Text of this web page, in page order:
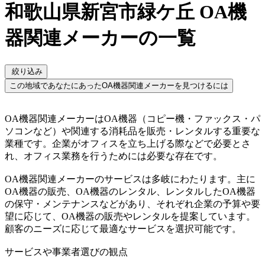
和歌山県新宮市緑ケ丘 OA機
器関連メーカーの一覧
絞り込み
この地域であなたにあったOA機器関連メーカーを見つけるには
OA機器関連メーカーはOA機器（コピー機・ファックス・パ
ソコンなど）や関連する消耗品を販売・レンタルする重要な
業種です。企業がオフィスを立ち上げる際などで必要とさ
れ、オフィス業務を行うためには必要な存在です。
OA機器関連メーカーのサービスは多岐にわたります。主に
OA機器の販売、OA機器のレンタル、レンタルしたOA機器
の保守・メンテナンスなどがあり、それぞれ企業の予算や要
望に応じて、OA機器の販売やレンタルを提案しています。
顧客のニーズに応じて最適なサービスを選択可能です。
サービスや事業者選びの観点